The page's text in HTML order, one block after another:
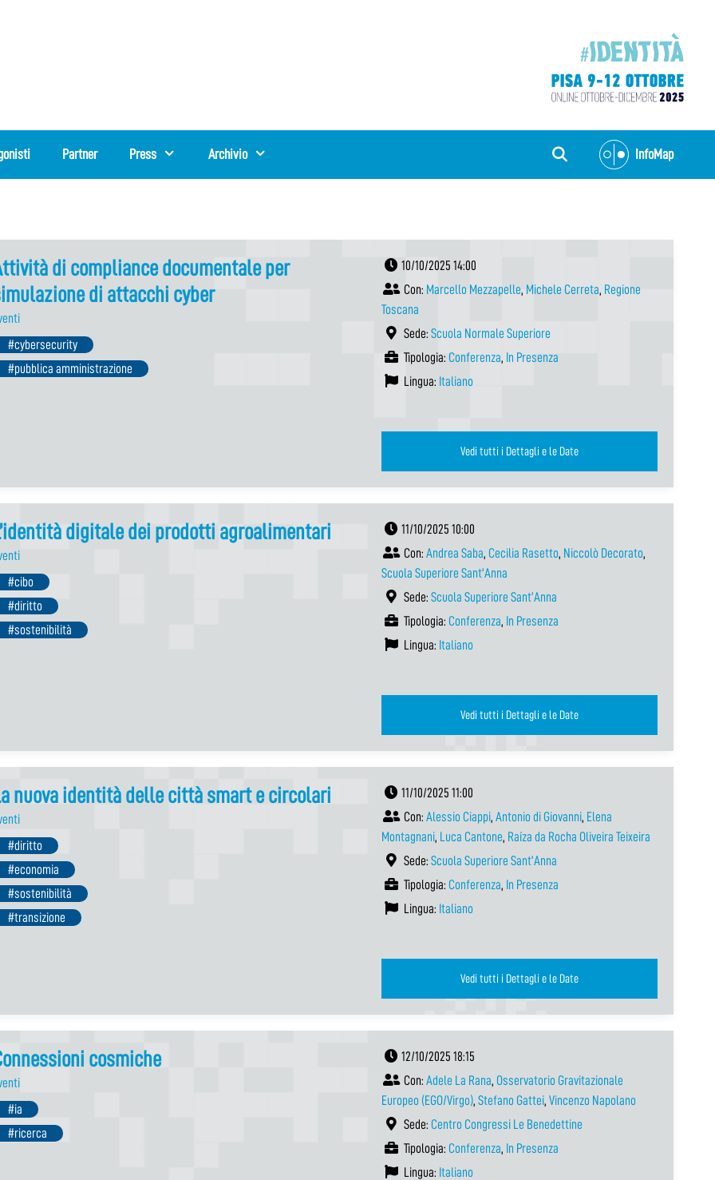
Partner Press Archivio InfoMap
di compliance documentale per
di attacchi cyber
#cybersecurity
#pubblica amministrazione
10/10/2025 14:00
Con: Marcello Mezzapelle, Michele Cerreta, Regione
Toscana
Sede: Scuola Normale Superiore
Tipologia: Conferenza, In Presenza
Lingua: Italiano
Vedi tutti i Dettagli e le Date
digitale dei prodotti agroalimentari
#cibo
#diritto
#sostenibilità
11/10/2025 10:00
Con: Andrea Saba, Cecilia Rasetto, Niccolò Decorato,
Scuola Superiore Sant'Anna
Sede: Scuola Superiore Sant’Anna
Tipologia: Conferenza, In Presenza
Lingua: Italiano
Vedi tutti i Dettagli e le Date
nuova identità delle città smart e circolari
#diritto
#economia
#sostenibilità
#transizione
11/10/2025 11:00
Con: Alessio Ciappi, Antonio di Giovanni, Elena
Montagnani, Luca Cantone, Raíza da Rocha Oliveira Teixeira
Sede: Scuola Superiore Sant’Anna
Tipologia: Conferenza, In Presenza
Lingua: Italiano
Vedi tutti i Dettagli e le Date
cosmiche
#ia
#ricerca
12/10/2025 18:15
Con: Adele La Rana, Osservatorio Gravitazionale
Europeo (EGO/Virgo), Stefano Gattei, Vincenzo Napolano
Sede: Centro Congressi Le Benedettine
Tipologia: Conferenza, In Presenza
Lingua: Italiano